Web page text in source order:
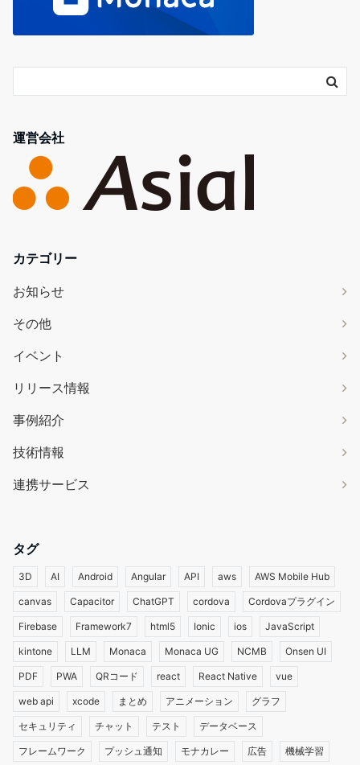
運営会社
カテゴリー
お知らせ
その他
イベント
リリース情報
事例紹介
技術情報
連携サービス
タグ
3D AI Android Angular API aws AWS Mobile Hub
canvas Capacitor ChatGPT cordova Cordovaプラグイン
Firebase Framework7 html5 Ionic ios JavaScript
kintone LLM Monaca Monaca UG NCMB Onsen UI
PDF PWA QRコード react React Native vue
web api xcode まとめ アニメーション グラフ
セキュリティ チャット テスト データベース
フレームワーク プッシュ通知 モナカレー 広告 機械学習